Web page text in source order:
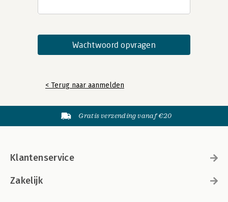
< Terug naar aanmelden
Gratis verzending vanaf €20
Klantenservice
Zakelijk